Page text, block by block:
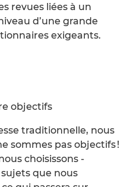
revues liées à un
d’une grande
exigeants.
objectifs
traditionnelle, nous
sommes pas objectifs !
choisissons -
que nous